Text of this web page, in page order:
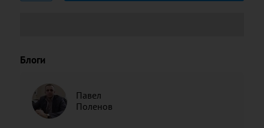
Блоги
Павел
Поленов